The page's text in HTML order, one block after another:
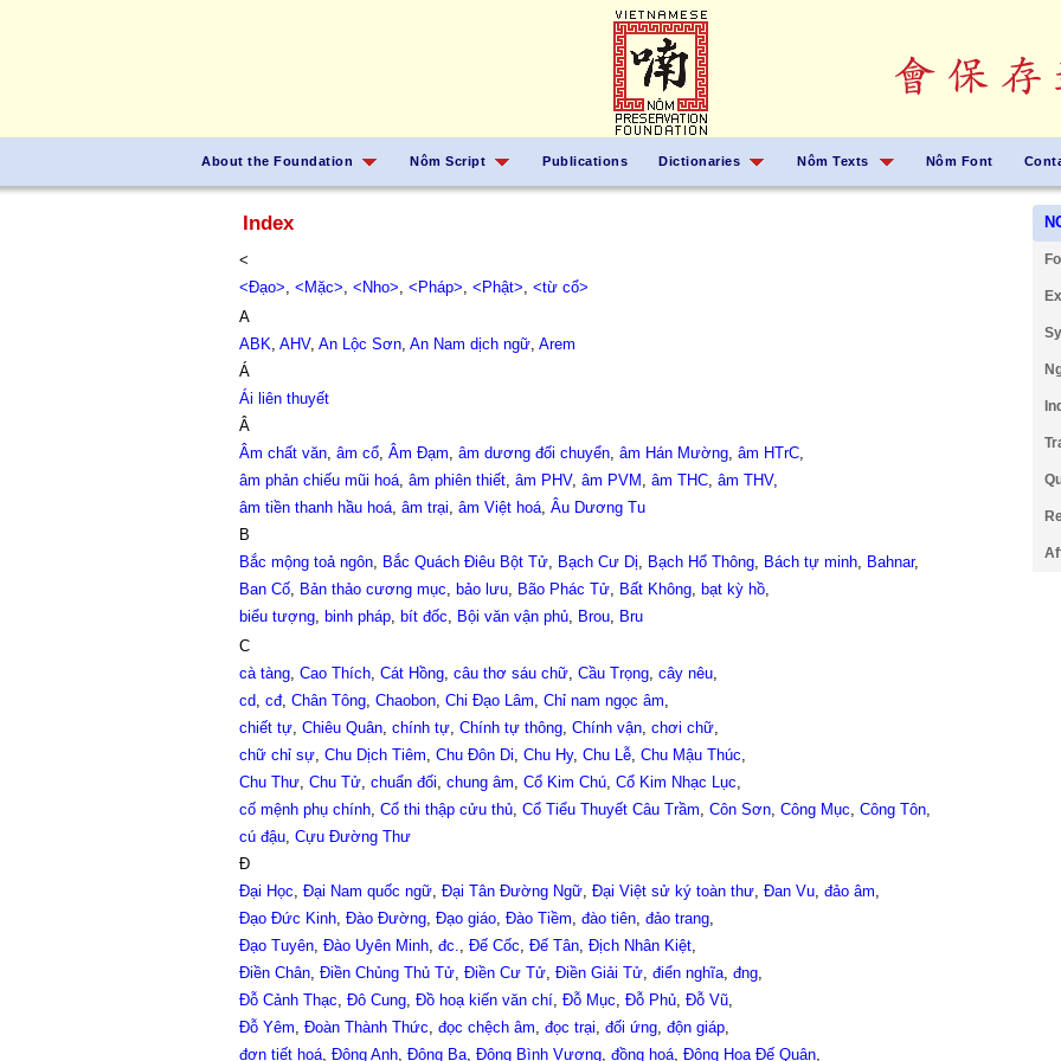
About the Foundation Nôm Script Publications Dictionaries Nôm Texts Nôm Font
Index
<
<Đạo>, <Mặc>, <Nho>, <Pháp>, <Phật>, <từ cổ>
A
ABK, AHV, An Lộc Sơn, An Nam dịch ngữ, Arem
Á
Ái liên thuyết
Â
Âm chất văn, âm cổ, Âm Đạm, âm dương đối chuyển, âm Hán Mường, âm HTrC,
âm phản chiếu mũi hoá, âm phiên thiết, âm PHV, âm PVM , âm THC, âm THV,
âm tiền thanh hầu hoá, âm trại, âm Việt hoá, Âu Dương Tu
B
Bắc mộng toả ngôn, Bắc Quách Điêu Bột Tử, Bạch Cư Dị, Bạch Hổ Thông, Bách tự minh, Bahnar,
Ban Cố, Bản thảo cương mục, bảo lưu, Bão Phác Tử, Bất Không, bạt kỳ hồ,
biểu tượng, binh pháp, bít đốc, Bội văn vận phủ, Brou, Bru
C
cà tàng, Cao Thích, Cát Hồng, câu thơ sáu chữ, Cầu Trọng, cây nêu,
cd, cđ, Chân Tông, Chaobon, Chi Đạo Lâm, Chỉ nam ngọc âm,
chiết tự, Chiêu Quân, chính tự, Chính tự thông, Chính vận, chơi chữ,
chữ chỉ sự, Chu Dịch Tiêm, Chu Đôn Di, Chu Hy, Chu Lễ, Chu Mậu Thúc,
Chu Thư, Chu Tử, chuẩn đối, chung âm, Cổ Kim Chú, Cổ Kim Nhạc Lục,
cố mệnh phụ chính, Cổ thi thập cửu thủ, Cổ Tiểu Thuyết Câu Trầm, Côn Sơn, Công Mục, Công Tôn,
cú đậu, Cựu Đường Thư
Đ
Đại Học, Đại Nam quốc ngữ, Đại Tân Đường Ngữ, Đại Việt sử ký toàn thư, Đan Vu, đảo âm,
Đạo Đức Kinh, Đào Đường, Đạo giáo, Đào Tiềm, đào tiên, đảo trang,
Đạo Tuyên, Đào Uyên Minh, đc., Đế Cốc, Đế Tân, Địch Nhân Kiệt,
Điền Chân, Điền Chủng Thủ Tử, Điền Cư Tử, Điền Giải Tử, điển nghĩa, đng,
Đỗ Cảnh Thạc, Đô Cung, Đồ hoạ kiến văn chí, Đỗ Mục, Đỗ Phủ, Đỗ Vũ,
Đỗ Yêm, Đoàn Thành Thức, đọc chệch âm, đọc trại, đối ứng, độn giáp,
đơn tiết hoá, Đông Anh, Đông Ba, Đông Bình Vương, đồng hoá, Đông Hoa Đế Quân,